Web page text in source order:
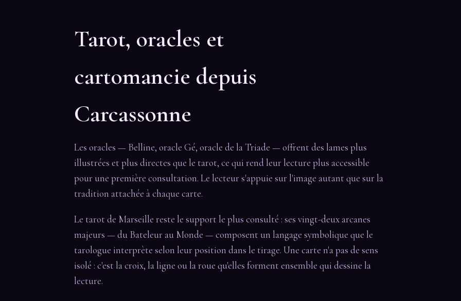
Tarot, oracles et
cartomancie depuis
Carcassonne
Les oracles — Belline, oracle Gé, oracle de la Triade — offrent des lames plus
illustrées et plus directes que le tarot, ce qui rend leur lecture plus accessible
pour une première consultation. Le lecteur s'appuie sur l'image autant que sur la
tradition attachée à chaque carte.
Le tarot de Marseille reste le support le plus consulté : ses vingt-deux arcanes
majeurs — du Bateleur au Monde — composent un langage symbolique que le
tarologue interprète selon leur position dans le tirage. Une carte n'a pas de sens
isolé : c'est la croix, la ligne ou la roue qu'elles forment ensemble qui dessine la
lecture.